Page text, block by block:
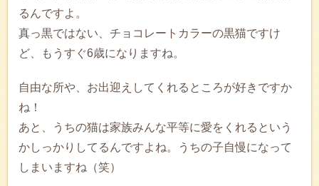
るんですよ。
真っ黒ではない、チョコレートカラーの黒猫ですけ
ど、もうすぐ6歳になりますね。
自由な所や、お出迎えしてくれるところが好きですか
ね！
あと、うちの猫は家族みんな平等に愛をくれるという
かしっかりしてるんですよね。うちの子自慢になって
しまいますね（笑）